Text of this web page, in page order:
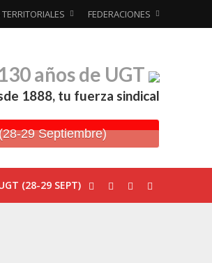
FEDERACIONES
años de UGT
1888, tu fuerza sindical
29 Septiembre)
(28-29 SEPT)